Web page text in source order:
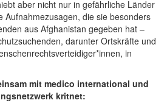
aber nicht nur in gefährliche Länder
Aufnahmezusagen, die sie besonders
aus Afghanistan gegeben hat –
darunter Ortskräfte und
in
mit medico international und
kritnet: